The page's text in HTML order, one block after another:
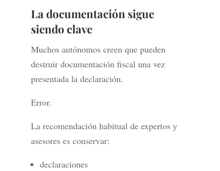
La documentación sigue
siendo clave
Muchos autónomos creen que pueden
destruir documentación fiscal una vez
presentada la declaración.
Error.
La recomendación habitual de expertos y
asesores es conservar:
declaraciones